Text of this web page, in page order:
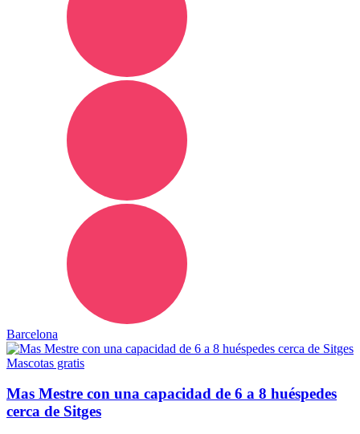
Barcelona
Mascotas gratis
Mas Mestre con una capacidad de 6 a 8 huéspedes
cerca de Sitges